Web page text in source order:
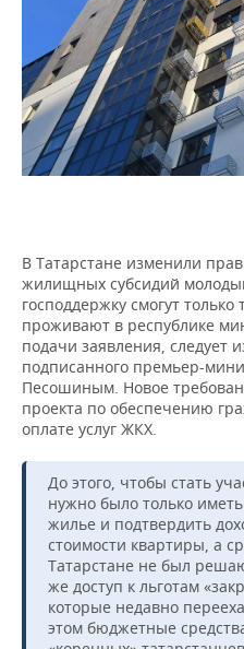
НЕФТЬ
ОПК
ЭНЕРГЕТИКА
РОЗНИЧНАЯ ТОРГОВЛЯ
ТРАНСПОРТ
УСЛУГИ
НОВОСТИ ТЕХНОЛОГИЙ
IT
МЕДИА
ТЕЛЕКОММУНИКАЦИИ
МЕРОПРИЯТИЯ
НОВОСТИ
ВЫЕЗДНАЯ РЕДАКЦИЯ
БИЗНЕС-БРАНЧИ
ОТКРЫТАЯ ЛЕКЦИЯ
СПОРТ
НОВОСТИ СПОРТА
ФУТБОЛ
БАСКЕТБОЛ
ВОЛЕЙБОЛ
КИБЕРСПОРТ
ФИГУРНОЕ КАТАНИЕ
ВОДНЫЕ ВИДЫ СПОРТА
ХОККЕЙ С МЯЧОМ
ОБЩЕСТВО
НОВОСТИ ОБЩЕСТВА
ИНФРАСТРУКТУРА
ИСТОРИЯ
КУЛЬТУРА
МЕДИЦИНА
ОБРАЗОВАНИЕ
ПРОИСШЕСТВИЯ
ФОТОГАЛЕРЕЯ
СПРАВОЧНИК
СПИСОК ПЕРСОН
СПИСОК КОМПАНИЙ
ПОЛНАЯ ВЕРСИЯ
В Татарстане изменили
жилищных субсидий
господдержку смогут
проживают в республике
подачи заявления, следует
подписанного премьер-
Песошиным. Новое
проекта по обеспечению
оплате услуг ЖКХ.
До этого, чтобы стать
нужно было только
жилье и подтвердить
стоимости квартиры, а
Татарстане не был
же доступ к льготам
которые недавно
этом бюджетные